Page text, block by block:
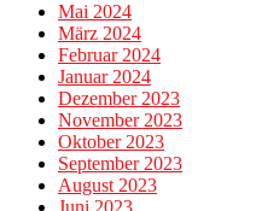
Mai 2024
März 2024
Februar 2024
Januar 2024
Dezember 2023
November 2023
Oktober 2023
September 2023
August 2023
Juni 2023